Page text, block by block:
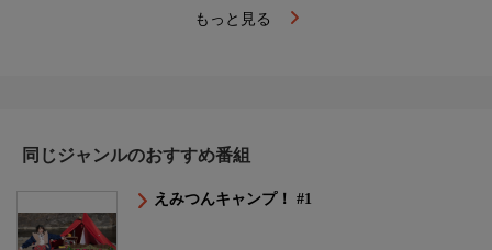
もっと見る
同じジャンルのおすすめ番組
えみつんキャンプ！ #1